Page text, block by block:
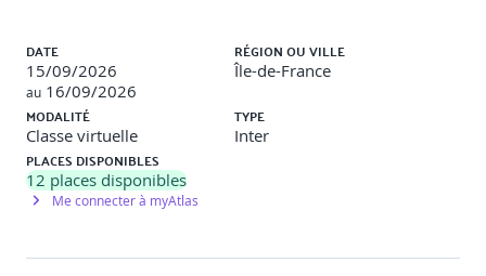
Indicateurs statistiques élémentaires
Les listes
DATE
15/09/2026
au 16/09/2026
RÉGION OU VILLE
Île-de-France
MODALITÉ
Classe virtuelle
TYPE
Inter
PLACES DISPONIBLES
12 places disponibles
Me connecter à myAtlas